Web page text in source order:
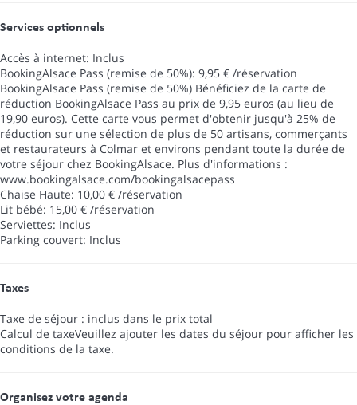
Services optionnels
Accès à internet: Inclus
BookingAlsace Pass (remise de 50%): 9,95 € /réservation
BookingAlsace Pass (remise de 50%) Bénéficiez de la carte de
réduction BookingAlsace Pass au prix de 9,95 euros (au lieu de
19,90 euros). Cette carte vous permet d'obtenir jusqu'à 25% de
réduction sur une sélection de plus de 50 artisans, commerçants
et restaurateurs à Colmar et environs pendant toute la durée de
votre séjour chez BookingAlsace. Plus d'informations :
www.bookingalsace.com/bookingalsacepass
Chaise Haute: 10,00 € /réservation
Lit bébé: 15,00 € /réservation
Serviettes: Inclus
Parking couvert: Inclus
Taxes
Taxe de séjour : inclus dans le prix total
Calcul de taxeVeuillez ajouter les dates du séjour pour afficher les
conditions de la taxe.
Organisez votre agenda